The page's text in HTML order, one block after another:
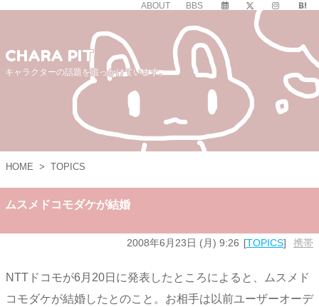
ABOUT BBS
CHARA PIT
キャラクターの話題を追っかけています。
HOME > TOPICS
ムスメドコモダケが結婚
2008年6月23日 (月) 9:26 TOPICS 携帯
NTTドコモが6月20日に発表したところによると、ムスメド
コモダケが結婚したとのこと。お相手は以前ユーザーオーデ